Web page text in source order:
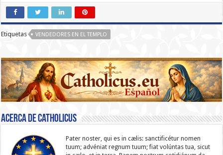
Etiquetas VENDEDORES EN EL TEMPLO
Acerca de catholicus
Pater noster, qui es in cælis: sanc­ti­ficétur nomen
tuum; advéniat regnum tuum; fiat volúntas tua, sicut